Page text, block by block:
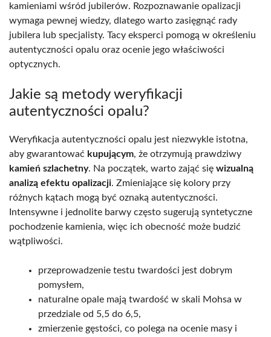
kamieniami wśród jubilerów. Rozpoznawanie opalizacji
wymaga pewnej wiedzy, dlatego warto zasięgnąć rady
jubilera lub specjalisty. Tacy eksperci pomogą w określeniu
autentyczności opalu oraz ocenie jego właściwości
optycznych.
Jakie są metody weryfikacji
autentyczności opalu?
Weryfikacja autentyczności opalu jest niezwykle istotna,
aby gwarantować kupującym, że otrzymują prawdziwy
kamień szlachetny. Na początek, warto zająć się wizualną
analizą efektu opalizacji. Zmieniające się kolory przy
różnych kątach mogą być oznaką autentyczności.
Intensywne i jednolite barwy często sugerują syntetyczne
pochodzenie kamienia, więc ich obecność może budzić
wątpliwości.
przeprowadzenie testu twardości jest dobrym
pomysłem,
naturalne opale mają twardość w skali Mohsa w
przedziale od 5,5 do 6,5,
zmierzenie gęstości, co polega na ocenie masy i